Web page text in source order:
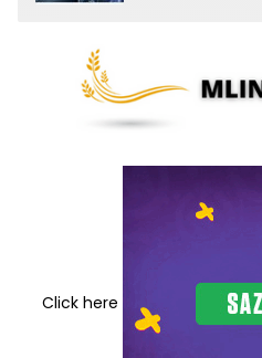
Click here